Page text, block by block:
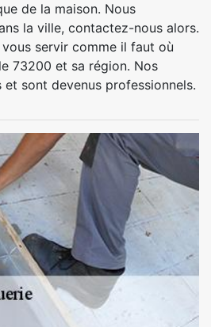
de la maison. Nous
la ville, contactez-nous alors.
servir comme il faut où
73200 et sa région. Nos
sont devenus professionnels.